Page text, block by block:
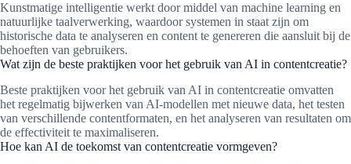
Kunstmatige intelligentie werkt door middel van machine learning en
natuurlijke taalverwerking, waardoor systemen in staat zijn om
historische data te analyseren en content te genereren die aansluit bij de
behoeften van gebruikers.
Wat zijn de beste praktijken voor het gebruik van AI in contentcreatie?
Beste praktijken voor het gebruik van AI in contentcreatie omvatten
het regelmatig bijwerken van AI-modellen met nieuwe data, het testen
van verschillende contentformaten, en het analyseren van resultaten om
de effectiviteit te maximaliseren.
Hoe kan AI de toekomst van contentcreatie vormgeven?